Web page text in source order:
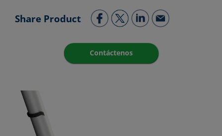
Share Product
Contáctenos